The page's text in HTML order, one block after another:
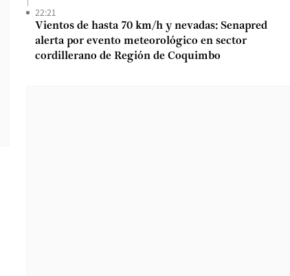
22:21
Vientos de hasta 70 km/h y nevadas: Senapred
alerta por evento meteorológico en sector
cordillerano de Región de Coquimbo